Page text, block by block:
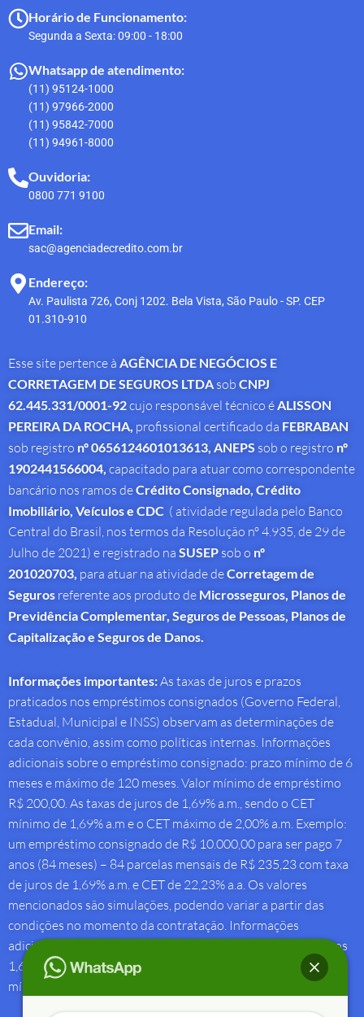
Horário de Funcionamento:
Segunda a Sexta: 09:00 - 18:00
Whatsapp de atendimento:
(11) 95124-1000
(11) 97966-2000
(11) 95842-7000
(11) 94961-8000
Ouvidoria:
0800 771 9100
Email:
sac@agenciadecredito.com.br
Endereço:
Av. Paulista 726, Conj 1202. Bela Vista, São Paulo - SP. CEP
01.310-910
Esse site pertence à AGÊNCIA DE NEGÓCIOS E
CORRETAGEM DE SEGUROS LTDA sob CNPJ
62.445.331/0001-92cujo responsável técnico é ALISSON
PEREIRA DA ROCHA profissional certificado da FEBRABAN
sob registro nº 0656124601013613, ANEPS sob o registro nº
1902441566004, capacitado para atuar como correspondente
bancário nos ramos deCrédito Consignado, Crédito
Imobiliário, Veículos e CDC ( atividade regulada pelo Banco
Central do Brasil, nos termos da Resolução nº 4.935, de 29 de
Julho de 2021) e registrado na SUSEP sob o nº
201020703, para atuar na atividade deCorretagem de
Seguros referente aos produto de Microsseguros, Planos de
Previdência Complementar, Seguros de Pessoas, Planos de
Capitalização e Seguros de Danos.
Informações importantes:As taxas de juros e prazos
praticados nos empréstimos consignados (Governo Federal,
Estadual, Municipal e INSS) observam as determinações de
cada convênio, assim como políticas internas. Informações
adicionais sobre o empréstimo consignado: prazo mínimo de 6
meses e máximo de 120 meses. Valor mínimo de empréstimo
R$ 200,00. As taxas de juros de 1,69% a.m., sendo o CET
mínimo de 1,69% a.m e o CET máximo de 2,00% a.m. Exemplo:
um empréstimo consignado de R$ 10.000,00 para ser pago 7
anos (84 meses) – 84 parcelas mensais de R$ 235,23 com taxa
de juros de 1,69% a.m. e CET de 22,23% a.a. Os valores
mencionados são simulações, podendo variar a partir das
condições no momento da contratação. Informações
adicionais sobre antecipação saque-aniversário: Taxa de juros
1,69% a.m e Custo Efetivo Total máximo de 1,92% a.m. e
mínimo de 1,88% a.m.